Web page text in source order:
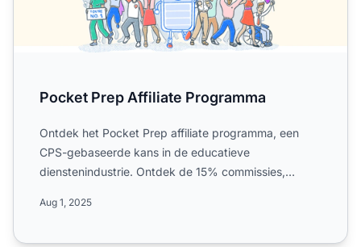
Pocket Prep Affiliate Programma
Ontdek het Pocket Prep affiliate programma, een
CPS-gebaseerde kans in de educatieve
dienstenindustrie. Ontdek de 15% commissies,
Aug 1, 2025